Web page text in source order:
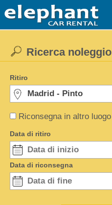
Riconsegna in altro luogo
Ricerca noleggio
Ritiro
Data di ritiro
Data di riconsegna